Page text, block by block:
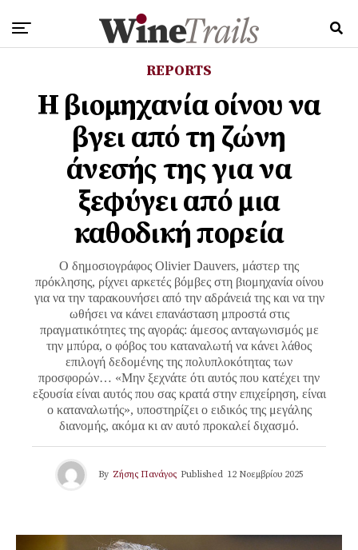
REPORTS
Η βιομηχανία οίνου να
βγει από τη ζώνη
άνεσής της για να
ξεφύγει από μια
καθοδική πορεία
Ο δημοσιογράφος Olivier Dauvers, μάστερ της
πρόκλησης, ρίχνει αρκετές βόμβες στη βιομηχανία οίνου
για να την ταρακουνήσει από την αδράνειά της και να την
ωθήσει να κάνει επανάσταση μπροστά στις
πραγματικότητες της αγοράς: άμεσος ανταγωνισμός με
την μπύρα, ο φόβος του καταναλωτή να κάνει λάθος
επιλογή δεδομένης της πολυπλοκότητας των
προσφορών… «Μην ξεχνάτε ότι αυτός που κατέχει την
εξουσία είναι αυτός που σας κρατά στην επιχείρηση, είναι
ο καταναλωτής», υποστηρίζει ο ειδικός της μεγάλης
διανομής, ακόμα κι αν αυτό προκαλεί διχασμό.
By Ζήσης Πανάγος Published 12 Νοεμβρίου 2025